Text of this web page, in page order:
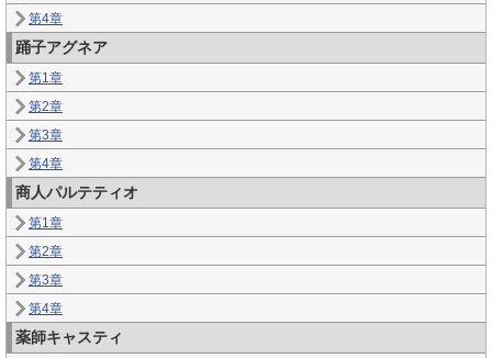
第4章
踊子アグネア
第1章
第2章
第3章
第4章
商人パルテティオ
第1章
第2章
第3章
第4章
薬師キャスティ